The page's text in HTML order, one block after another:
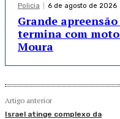
Policia 6 de agosto de 2026
Grande
termina com
Moura
Artigo anterior
Israel atinge complexo da